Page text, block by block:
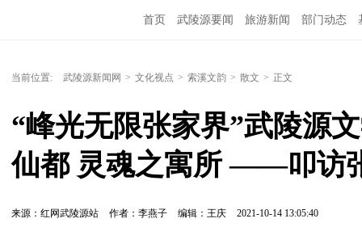
首页 武陵源要闻 旅游新闻 部门动态
当前位置: 武陵源新闻网 > 文化视点 > 索溪文韵 > 散文 > 正文
“峰光无限张家界”武陵源
仙都 灵魂之寓所 ——叩访
来源：红网武陵源站 作者：李燕子 编辑：王庆 2021-10-14 13:05:40